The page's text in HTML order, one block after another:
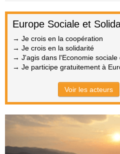
Europe Sociale et
→ Je crois en la coopération
→ Je crois en la solidarité
→ J'agis dans l'Economie sociale
→ Je participe gratuitement à
Voir les acteurs